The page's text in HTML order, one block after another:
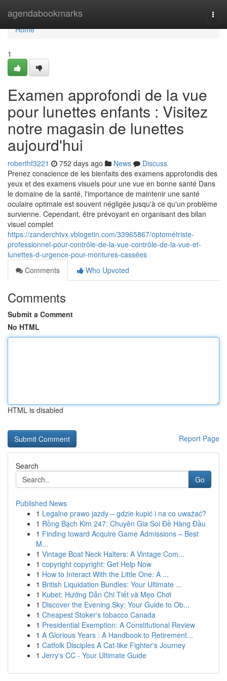
agendabookmarks
Home
Home
1
Examen approfondi de la vue
pour lunettes enfants : Visitez
notre magasin de lunettes
aujourd'hui
roberthf3221 752 days ago News
Discuss
Prenez conscience de les bienfaits des examens approfondis des
yeux et des examens visuels pour une vue en bonne santé Dans
le domaine de la santé, l'importance de maintenir une santé
oculaire optimale est souvent négligée jusqu'à ce qu'un problème
survienne. Cependant, être prévoyant en organisant des bilan
visuel complet
https://zanderchtvx.vblogetin.com/33965867/optométriste-
professionnel-pour-contrôle-de-la-vue-contrôle-de-la-vue-et-
lunettes-d-urgence-pour-montures-cassées
Comments
Who Upvoted
Comments
Submit a Comment
No HTML
HTML is disabled
Report Page
Search
Go
Published News
1 Legalne prawo jazdy – gdzie kupić i na co uważać?
1 Rồng Bạch Kim 247: Chuyên Gia Soi Đề Hàng Đầu
1 Finding toward Acquire Game Admissions – Best
M...
1 Vintage Boat Neck Halters: A Vintage Com...
1 copyright copyright: Get Help Now
1 How to Interact With the Little One: A ...
1 British Liquidation Bundles: Your Ultimate ...
1 Kubet: Hướng Dẫn Chi Tiết và Mẹo Chơi
1 Discover the Evening Sky: Your Guide to Ob...
1 Cheapest Stoker's tobacco Canada
1 Presidential Exemption: A Constitutional Review
1 A Glorious Years : A Handbook to Retirement...
1 Catfolk Disciples A Cat-like Fighter's Journey
1 Jerry's CC - Your Ultimate Guide